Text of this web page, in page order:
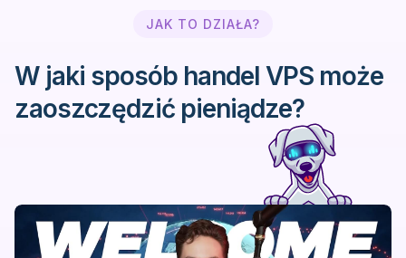
JAK TO DZIAŁA?
W jaki sposób handel VPS może
zaoszczędzić pieniądze?